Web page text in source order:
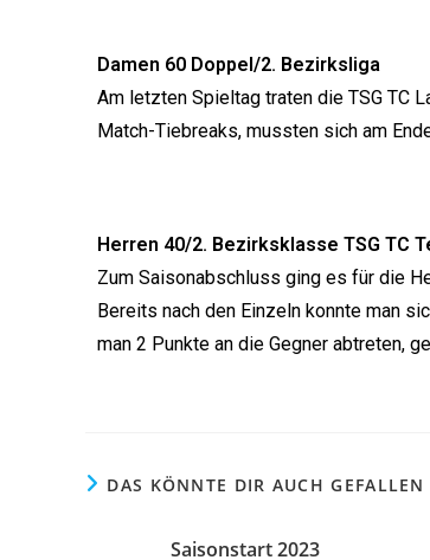
Damen 60 Doppel/2. Bezirksliga
Am letzten Spieltag traten die TSG TC
Match-Tiebreaks, mussten sich am
Herren 40/2. Bezirksklasse TSG TC
Zum Saisonabschluss ging es für die
Bereits nach den Einzeln konnte man
man 2 Punkte an die Gegner abtreten,
DAS KÖNNTE DIR AUCH GEFALLEN
Saisonstart 2023